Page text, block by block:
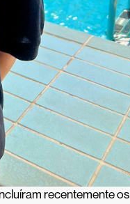
recentemente os